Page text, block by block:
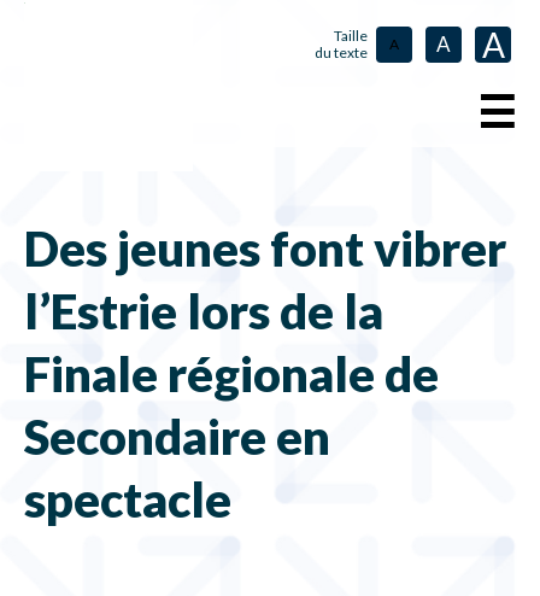
Taille
du texte
A A A
☰
Des jeunes font vibrer
l’Estrie lors de la
Finale régionale de
Secondaire en
spectacle